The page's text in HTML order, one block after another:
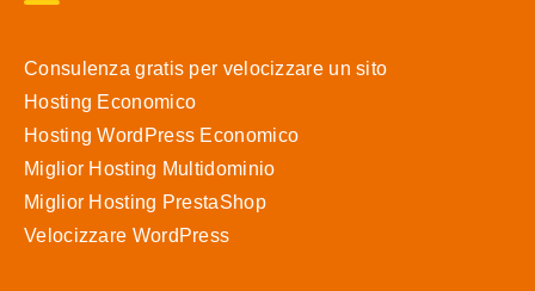
Consulenza gratis per velocizzare un sito
Hosting Economico
Hosting WordPress Economico
Miglior Hosting Multidominio
Miglior Hosting PrestaShop
Velocizzare WordPress